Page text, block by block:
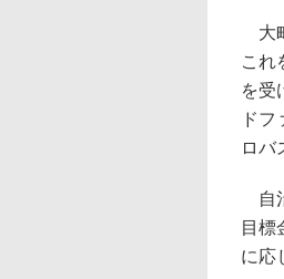
大
これ
を受
ド
ロバ
自
目標
に応